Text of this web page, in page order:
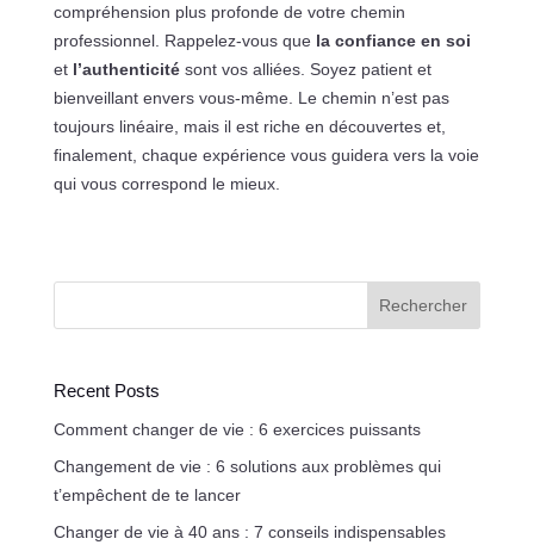
compréhension plus profonde de votre chemin
professionnel. Rappelez-vous que la confiance en soi
et l’authenticitésont vos alliées. Soyez patient et
bienveillant envers vous-même. Le chemin n’est pas
toujours linéaire, mais il est riche en découvertes et,
finalement, chaque expérience vous guidera vers la voie
qui vous correspond le mieux.
Rechercher
Recent Posts
Comment changer de vie : 6 exercices puissants
Changement de vie : 6 solutions aux problèmes qui
t’empêchent de te lancer
Changer de vie à 40 ans : 7 conseils indispensables